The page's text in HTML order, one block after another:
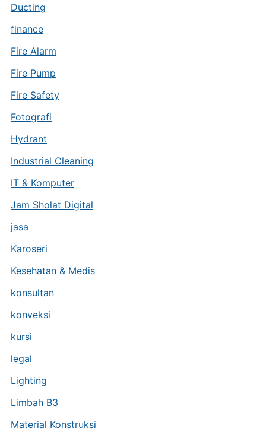
Ducting
finance
Fire Alarm
Fire Pump
Fire Safety
Fotografi
Hydrant
Industrial Cleaning
IT & Komputer
Jam Sholat Digital
jasa
Karoseri
Kesehatan & Medis
konsultan
konveksi
kursi
legal
Lighting
Limbah B3
Material Konstruksi